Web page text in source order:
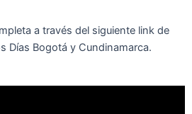
a través del siguiente link de
Días Bogotá y Cundinamarca.